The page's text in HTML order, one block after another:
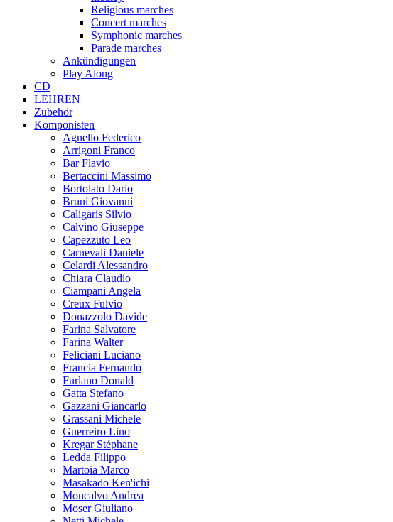
Religious marches
Concert marches
Symphonic marches
Parade marches
Ankündigungen
Play Along
CD
LEHREN
Zubehör
Komponisten
Agnello Federico
Arrigoni Franco
Bar Flavio
Bertaccini Massimo
Bortolato Dario
Bruni Giovanni
Caligaris Silvio
Calvino Giuseppe
Capezzuto Leo
Carnevali Daniele
Celardi Alessandro
Chiara Claudio
Ciampani Angela
Creux Fulvio
Donazzolo Davide
Farina Salvatore
Farina Walter
Feliciani Luciano
Francia Fernando
Furlano Donald
Gatta Stefano
Gazzani Giancarlo
Grassani Michele
Guerreiro Lino
Kregar Stéphane
Ledda Filippo
Martoia Marco
Masakado Ken'ichi
Moncalvo Andrea
Moser Giuliano